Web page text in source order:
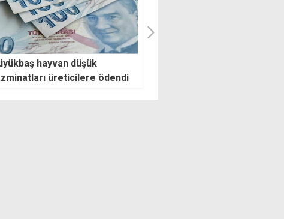
Türkiye en fazla dondurma
ihracatını Irak, ABD, KKTC,